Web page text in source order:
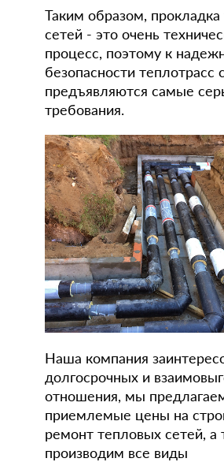
Таким образом,
сетей - это очень
процесс, поэтому к
безопасности теплотрасс
предъявляются самые
требования.
Наша компания
долгосрочных и
отношения, мы
приемлемые цены на
ремонт тепловых сетей, а
производим все виды